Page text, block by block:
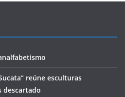
reúne esculturas
descartado